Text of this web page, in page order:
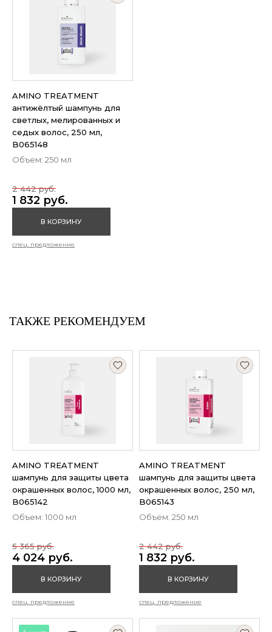
AMINO TREATMENT
антижёлтый шампунь для
светлых, мелированных и
седых волос, 250 мл,
B065148
Объем: 250 мл
1 832 руб.
2 442 руб.
В КОРЗИНУ
спец. предложение
ТАКЖЕ РЕКОМЕНДУЕМ
AMINO TREATMENT
шампунь для защиты цвета
окрашенных волос, 1000 мл,
B065142
Объем: 1000 мл
4 024 руб.
5 365 руб.
В КОРЗИНУ
спец. предложение
AMINO TREATMENT
шампунь для защиты цвета
окрашенных волос, 250 мл,
B065143
Объем: 250 мл
1 832 руб.
2 442 руб.
В КОРЗИНУ
спец. предложение